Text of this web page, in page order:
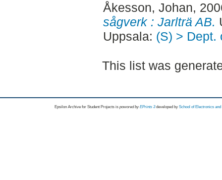
Åkesson, Johan,
sågverk : Jarlträ AB.
Uppsala: (S) > Dept.
This list was
Epsilon Archive for Student Projects is powored byEPrints 3 developed by School of Electronics